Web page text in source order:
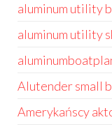
aluminum utility
aluminum utility
Alutender small
Amerykańscy